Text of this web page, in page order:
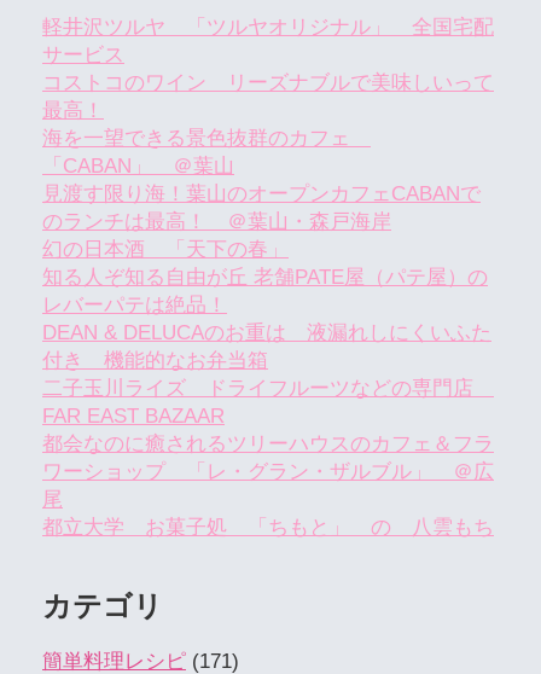
軽井沢ツルヤ 「ツルヤオリジナル」 全国宅配
サービス
コストコのワイン リーズナブルで美味しいって
最高！
海を一望できる景色抜群のカフェ
「CABAN」 ＠葉山
見渡す限り海！葉山のオープンカフェCABANで
のランチは最高！ ＠葉山・森戸海岸
幻の日本酒 「天下の春」
知る人ぞ知る自由が丘 老舗PATE屋（パテ屋）の
レバーパテは絶品！
DEAN & DELUCAのお重は 液漏れしにくいふた
付き 機能的なお弁当箱
二子玉川ライズ ドライフルーツなどの専門店
FAR EAST BAZAAR
都会なのに癒されるツリーハウスのカフェ＆フラ
ワーショップ 「レ・グラン・ザルブル」 ＠広
尾
都立大学 お菓子処 「ちもと」 の 八雲もち
カテゴリ
簡単料理レシピ (171)